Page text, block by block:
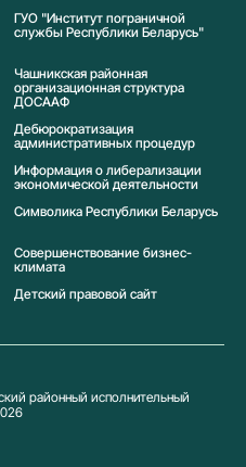
ГУО "Институт пограничной
службы Республики Беларусь"
Чашникская районная
организационная структура
ДОСААФ
Дебюрократизация
административных процедур
Информация о либерализации
экономической деятельности
Символика Реcпублики Беларусь
Совершенствование бизнес-
климата
Детский правовой сайт
районный исполнительный